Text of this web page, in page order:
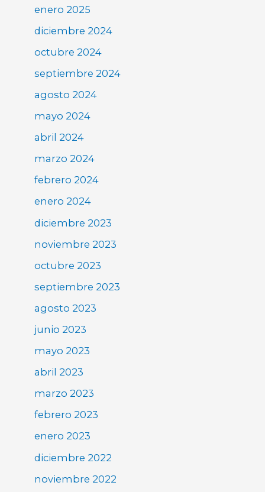
enero 2025
diciembre 2024
octubre 2024
septiembre 2024
agosto 2024
mayo 2024
abril 2024
marzo 2024
febrero 2024
enero 2024
diciembre 2023
noviembre 2023
octubre 2023
septiembre 2023
agosto 2023
junio 2023
mayo 2023
abril 2023
marzo 2023
febrero 2023
enero 2023
diciembre 2022
noviembre 2022